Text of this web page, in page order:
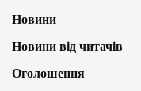
Новини
Новини від читачів
Оголошення